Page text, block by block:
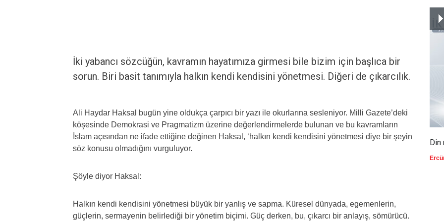
İki yabancı sözcüğün, kavramın hayatımıza girmesi bile bizim için başlıca bir
sorun. Biri basit tanımıyla halkın kendi kendisini yönetmesi. Diğeri de çıkarcılık.
Ali Haydar Haksal bugün yine oldukça çarpıcı bir yazı ile okurlarına sesleniyor. Milli Gazete’deki
köşesinde Demokrasi ve Pragmatizm üzerine değerlendirmelerde bulunan ve bu kavramların
İslam açısından ne ifade ettiğine değinen Haksal, ‘halkın kendi kendisini yönetmesi diye bir şeyin
söz konusu olmadığını vurguluyor.
Şöyle diyor Haksal:
Halkın kendi kendisini yönetmesi büyük bir yanlış ve sapma. Küresel dünyada, egemenlerin,
güçlerin, sermayenin belirlediği bir yönetim biçimi. Güç derken, bu, çıkarcı bir anlayış, sömürücü.
Din